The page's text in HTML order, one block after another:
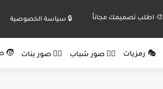
🎨 اطلب تصميمك مجاناً 🔒 سياسة الخصوصية
🎭 رمزيات 🙍‍♂️ صور شباب 🙍‍♀️ صور بنات 🧒